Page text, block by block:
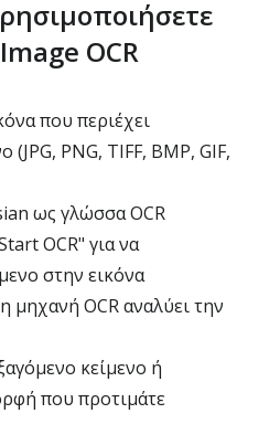
OCR
που περιέχει
(JPG, PNG, TIFF, BMP, GIF,
ως γλώσσα OCR
OCR" για να
στην εικόνα
μηχανή OCR αναλύει την
κείμενο ή
που προτιμάτε